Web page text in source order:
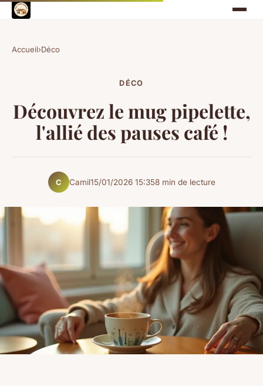
Accueil›Déco
DÉCO
Découvrez le mug pipelette,
l'allié des pauses café !
C Camil15/01/2026 15:358 min de lecture